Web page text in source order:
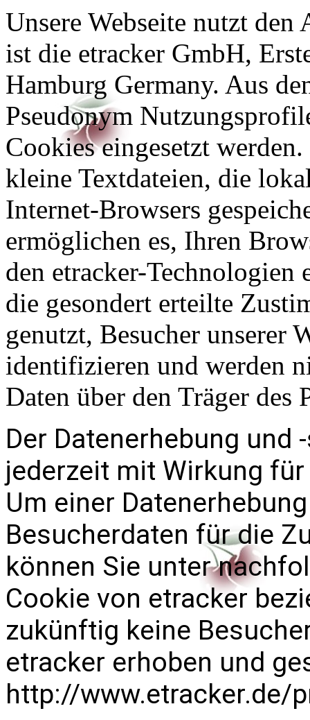
Unsere Webseite nutzt den
ist die etracker GmbH,
Hamburg Germany. Aus
Pseudonym
Cookies eingesetzt
kleine Textdateien, die
Internet-Browsers
ermöglichen es, Ihren
den etracker-Technologien
die gesondert erteilte
genutzt, Besucher unserer
identifizieren und werden
Daten über den Träger des
Der Datenerhebung und
jederzeit mit Wirkung
Um einer
Besucherdaten für die
können Sie unter
Cookie von etracker
zukünftig keine
etracker erhoben und
http://www.etracker.de/